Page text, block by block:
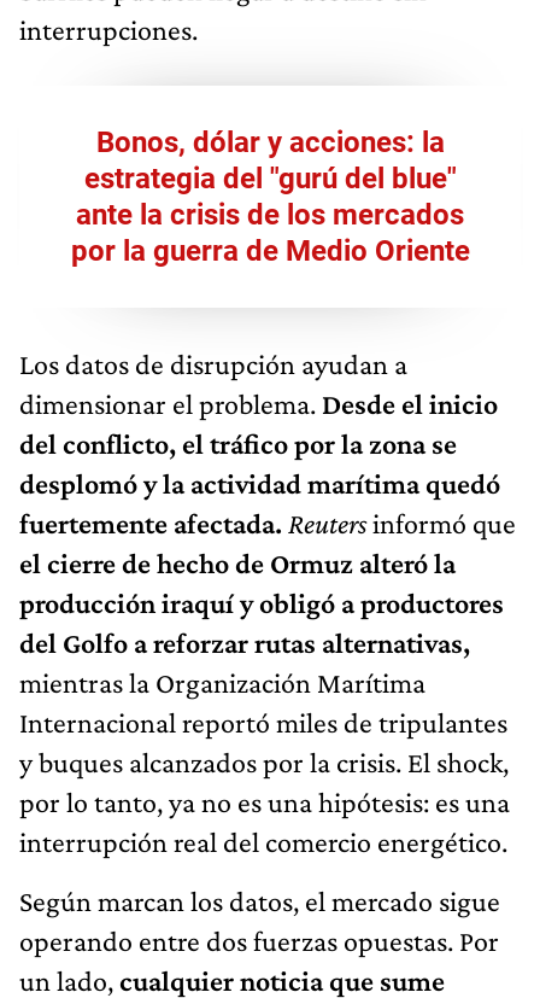
interrupciones.
Bonos, dólar y acciones: la
estrategia del "gurú del blue"
ante la crisis de los mercados
por la guerra de Medio Oriente
Los datos de disrupción ayudan a
dimensionar el problema. Desde el inicio
del conflicto, el tráfico por la zona se
desplomó y la actividad marítima quedó
fuertemente afectada. Reutersinformó que
el cierre de hecho de Ormuz alteró la
producción iraquí y obligó a productores
del Golfo a reforzar rutas alternativas,
mientras la Organización Marítima
Internacional reportó miles de tripulantes
y buques alcanzados por la crisis. El shock,
por lo tanto, ya no es una hipótesis: es una
interrupción real del comercio energético.
Según marcan los datos, el mercado sigue
operando entre dos fuerzas opuestas. Por
un lado,cualquier noticia que sume